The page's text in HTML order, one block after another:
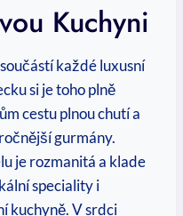
Kuchyni
každé luxusní
si je toho plně
cestu plnou chutí a
gurmány.
je rozmanitá a klade
speciality i
kuchyně. V srdci